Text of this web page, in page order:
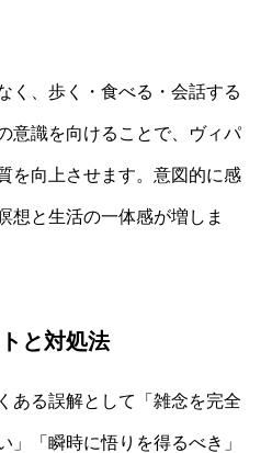
く、歩く・食べる・会話する
意識を向けることで、ヴィパ
を向上させます。意図的に感
想と生活の一体感が増しま
と対処法
ある誤解として「雑念を完全
」「瞬時に悟りを得るべき」